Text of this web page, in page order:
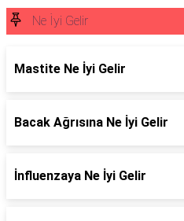
Ne İyi Gelir
Mastite Ne İyi Gelir
Bacak Ağrısına Ne İyi Gelir
İnfluenzaya Ne İyi Gelir